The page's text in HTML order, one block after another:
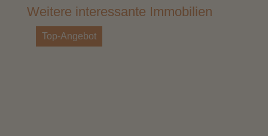
Weitere interessante Immobilien
Top-Angebot